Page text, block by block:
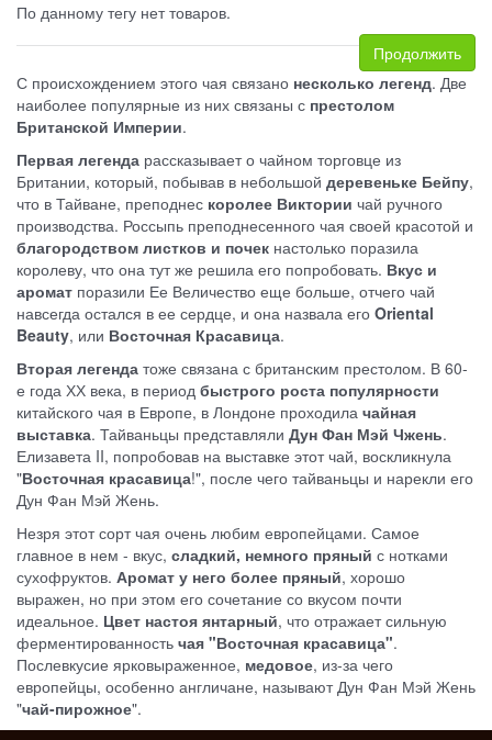
По данному тегу нет товаров.
Продолжить
С происхождением этого чая связано несколько легенд. Две
наиболее популярные из них связаны с престолом
Британской Империи.
Первая легенда рассказывает о чайном торговце из
Британии, который, побывав в небольшой деревеньке Бейпу,
что в Тайване, преподнес королее Виктории чай ручного
производства. Россыпь преподнесенного чая своей красотой и
благородством листков и почек настолько поразила
королеву, что она тут же решила его попробовать. Вкус и
аромат поразили Ее Величество еще больше, отчего чай
навсегда остался в ее сердце, и она назвала его Oriental
Beauty, или Восточная Красавица.
Вторая легенда тоже связана с британским престолом. В 60-
е года ХХ века, в период быстрого роста популярности
китайского чая в Европе, в Лондоне проходила чайная
выставка. Тайваньцы представляли Дун Фан Мэй Чжень.
Елизавета II, попробовав на выставке этот чай, воскликнула
"Восточная красавица!", после чего тайваньцы и нарекли его
Дун Фан Мэй Жень.
Незря этот сорт чая очень любим европейцами. Самое
главное в нем - вкус, сладкий, немного пряный с нотками
сухофруктов. Аромат у него более пряный, хорошо
выражен, но при этом его сочетание со вкусом почти
идеальное. Цвет настоя янтарный, что отражает сильную
ферментированность чая "Восточная красавица".
Послевкусие ярковыраженное, медовое, из-за чего
европейцы, особенно англичане, называют Дун Фан Мэй Жень
"чай-пирожное".